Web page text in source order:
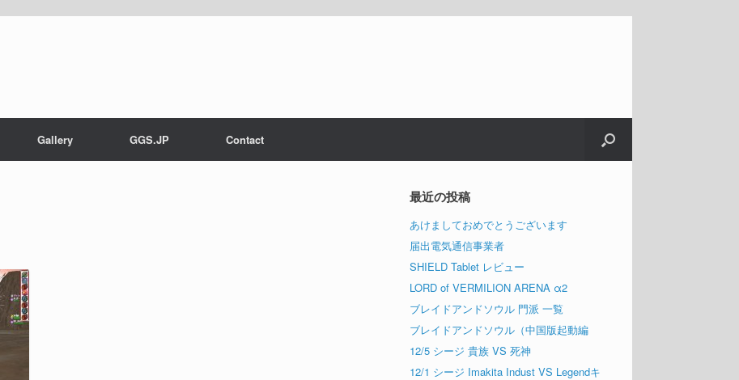
Gallery GGS.JP Contact
最近の投稿
あけましておめでとうございます
届出電気通信事業者
SHIELD Tablet レビュー
LORD of VERMILION ARENA α2
ブレイドアンドソウル 門派 一覧
ブレイドアンドソウル（中国版起動編
12/5 シージ 貴族 VS 死神
12/1 シージ Imakita Indust VS Legendキ